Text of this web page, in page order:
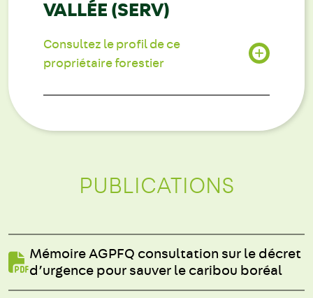
VALLÉE (SERV)
Consultez le profil de ce
propriétaire forestier
PUBLICATIONS
Mémoire AGPFQ consultation sur le décret
d’urgence pour sauver le caribou boréal